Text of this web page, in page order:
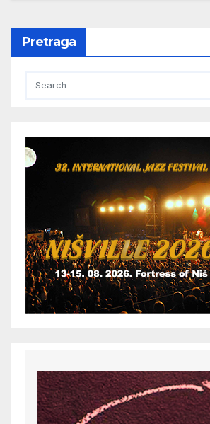
Pretraga